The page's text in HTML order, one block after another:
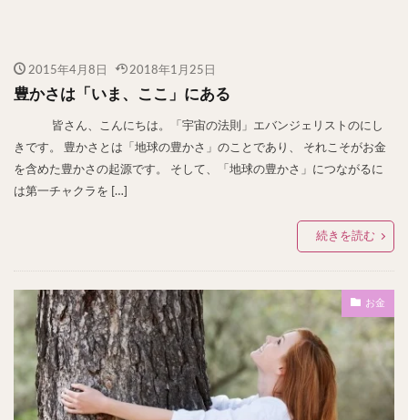
2015年4月8日 2018年1月25日
豊かさは「いま、ここ」にある
皆さん、こんにちは。「宇宙の法則」エバンジェリストのにし
きです。 豊かさとは「地球の豊かさ」のことであり、 それこそがお金
を含めた豊かさの起源です。 そして、「地球の豊かさ」につながるに
は第一チャクラを […]
続きを読む
お金